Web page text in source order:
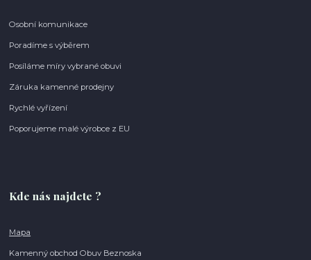
Osobní komunikace
Poradíme s výběrem
Posíláme míry vybrané obuvi
Záruka kamenné prodejny
Rychlé vyřízení
Poporujeme malé výrobce z EU
Kde nás najdete ?
Mapa
Kamenný obchod Obuv Beznoska